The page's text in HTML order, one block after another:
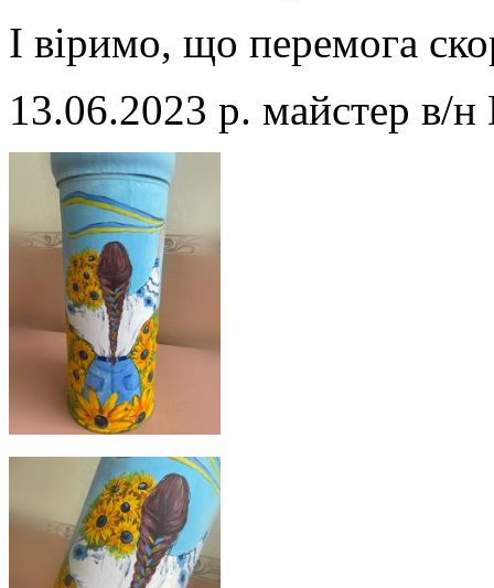
І віримо, що перемога
13.06.2023 р. майстер